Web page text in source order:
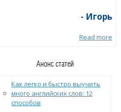
- Игорь
Read more
Анонс статей
Как легко и быстро выучить
много английских слов: 12
способов